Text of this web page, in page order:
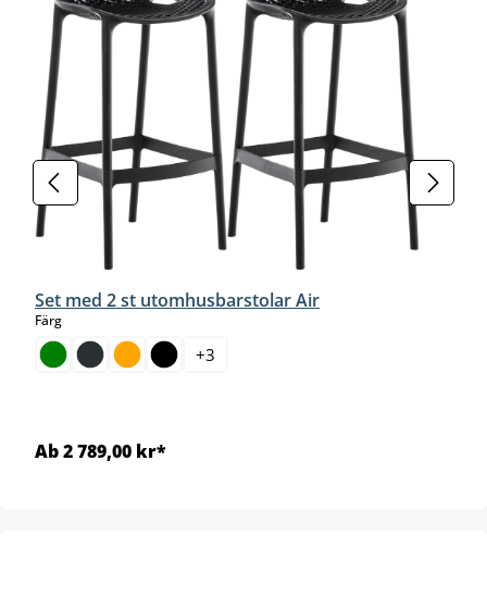
Set med 2 st utomhusbarstolar Air
Färgselect
+3
Ab 2 789,00 kr*